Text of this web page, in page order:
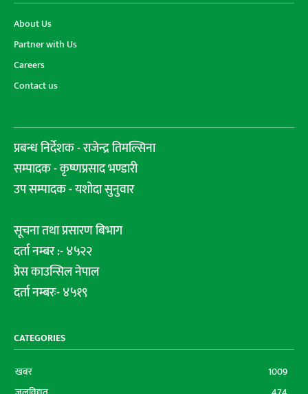
About Us
Partner with Us
Careers
Contact us
प्रबन्ध निर्देशक - राजेन्द्र तिमल्सिना
सम्पादक - कृष्णप्रसाद भण्डारी
उप सम्पादक - यशोदा सुनुवार
सूचना तथा प्रसारण बिभाग
दर्ता नम्बर :- ४५२२
प्रेस काउन्सिल नेपाल
दर्ता नम्बरः- ४५१९
CATEGORIES
खबर
1009